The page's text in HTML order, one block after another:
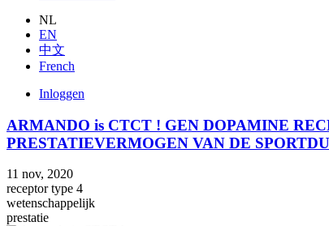
NL
EN
中文
French
account
menu
Inloggen
ARMANDO is CTCT ! GEN DOPAMINE
PRESTATIEVERMOGEN VAN DE
11 nov, 2020
receptor type 4
wetenschappelijk
prestatie